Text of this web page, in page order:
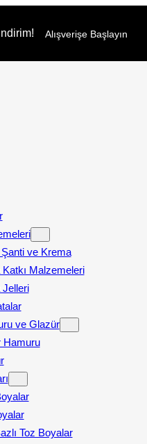
Alışverişe Başlayın
ve Krema
Katkı Malzemeleri
Jelleri
ve Glazür
Hamuru
Toz Boyalar